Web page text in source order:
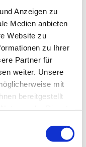
Anzeigen zu
Medien anbieten
Website zu
zu Ihrer
Partner für
weiter. Unsere
mit
bereitgestellt
führen wir
Tagen Post
diesen
haben und
einsetzen!